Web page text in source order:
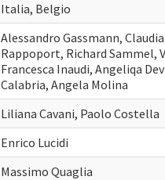
Italia, Belgio
Alessandro Gassmann,
Rappoport, Richard Sammel,
Francesca Inaudi, Angeliqa
Calabria, Angela Molina
Liliana Cavani, Paolo Costella
Enrico Lucidi
Massimo Quaglia